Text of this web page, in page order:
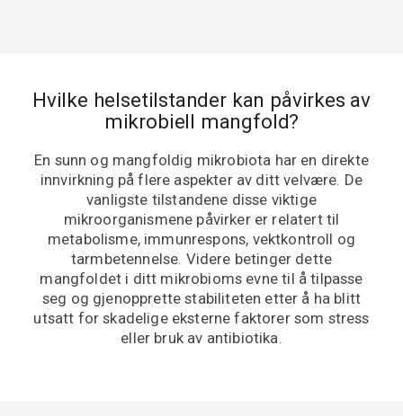
Hvilke helsetilstander kan påvirkes av
mikrobiell mangfold?
En sunn og mangfoldig mikrobiota har en direkte
innvirkning på flere aspekter av ditt velvære. De
vanligste tilstandene disse viktige
mikroorganismene påvirker er relatert til
metabolisme, immunrespons, vektkontroll og
tarmbetennelse. Videre betinger dette
mangfoldet i ditt mikrobioms evne til å tilpasse
seg og gjenopprette stabiliteten etter å ha blitt
utsatt for skadelige eksterne faktorer som stress
eller bruk av antibiotika.